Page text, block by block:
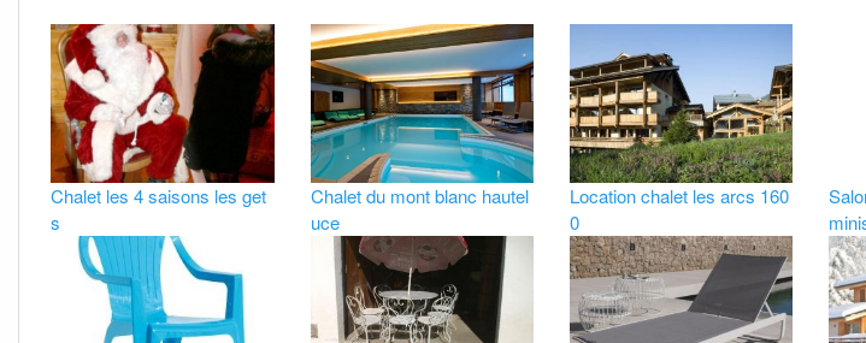
Chalet les 4 saisons les get
s
Chalet du mont blanc hautel
uce
Location chalet les arcs 160
0